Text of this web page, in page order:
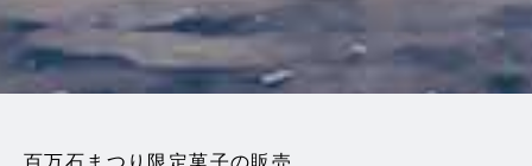
百万石まつり限定菓子の販売